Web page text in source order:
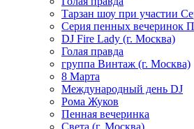
Тарзан шоу при участии
Серия пенных вечеринок
DJ Fire Lady (г. Москва)
Голая правда
группа Винтаж (г. Москва)
8 Марта
Международный день DJ
Рома Жуков
Пенная вечеринка
Света (г. Москва)